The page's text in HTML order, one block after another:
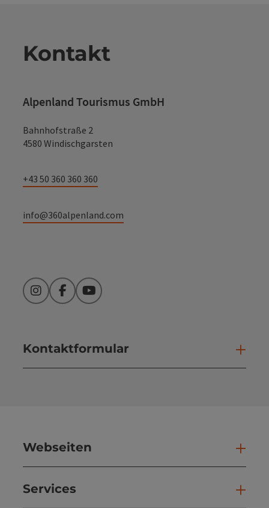
Kontakt
Alpenland Tourismus GmbH
Bahnhofstraße 2
4580 Windischgarsten
+43 50 360 360 360
info@360alpenland.com
InstagramFacebookYouTube
Kontaktformular
Webseiten
Services